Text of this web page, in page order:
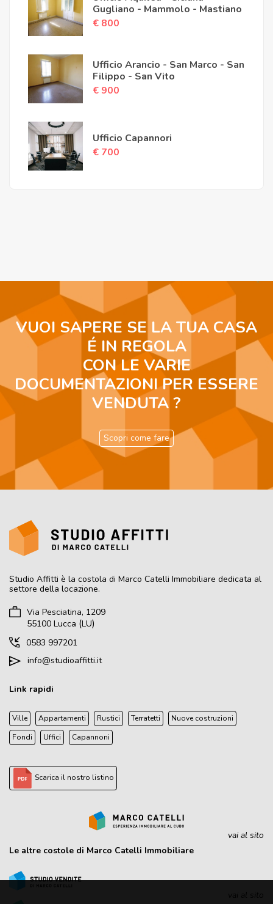
Gugliano - Mammolo - Mastiano
€ 800
Ufficio Arancio - San Marco - San
Filippo - San Vito
€ 900
Ufficio Capannori
€ 700
VUOI SAPERE SE LA TUA CASA
É IN REGOLA
CON LE VARIE
DOCUMENTAZIONI PER ESSERE
VENDUTA ?
Scopri come fare
Studio Affitti è la costola di Marco Catelli Immobiliare dedicata al
settore della locazione.
Via Pesciatina, 1209
55100 Lucca (LU)
0583 997201
info@studioaffitti.it
Link rapidi
Ville Appartamenti Rustici Terratetti
Nuove costruzioni
Fondi
Uffici Capannoni
Scarica il nostro listino
vai al sito
Le altre costole di Marco Catelli Immobiliare